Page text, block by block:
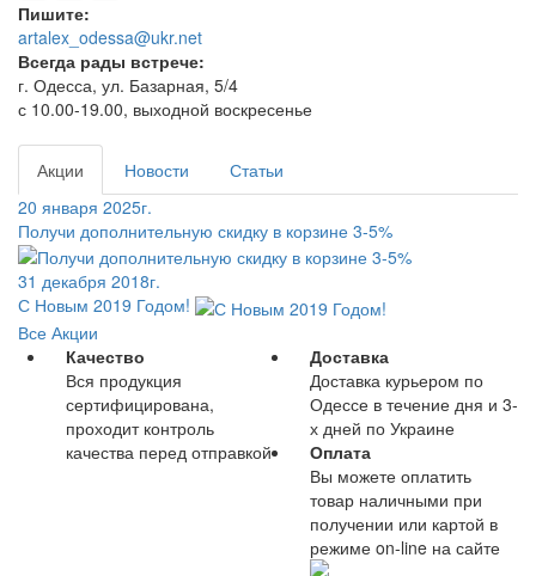
Пишите:
artalex_odessa@ukr.net
Всегда рады встрече:
г. Одесса, ул. Базарная, 5/4
с 10.00-19.00, выходной воскресенье
Акции Новости
Статьи
20 января 2025г.
Получи дополнительную скидку в корзине 3-5%
31 декабря 2018г.
С Новым 2019 Годом!
Все Акции
Качество
Вся продукция
сертифицирована,
проходит контроль
качества перед отправкой
Доставка
Доставка курьером по
Одессе в течение дня и 3-
х дней по Украине
Оплата
Вы можете оплатить
товар наличными при
получении или картой в
режиме on-line на сайте